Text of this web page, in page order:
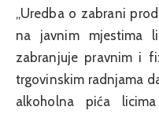
„Uredba o zabrani
na javnim mjestima
zabranjuje pravnim i
trgovinskim radnjama
alkoholna pića